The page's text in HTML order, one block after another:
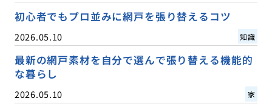
初心者でもプロ並みに網戸を張り替えるコツ
2026.05.10 知識
最新の網戸素材を自分で選んで張り替える機能的
な暮らし
2026.05.10 家